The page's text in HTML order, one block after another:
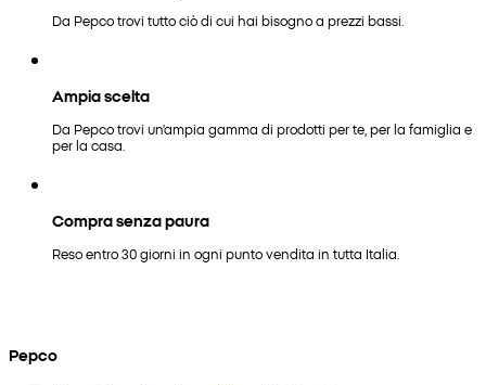
Da Pepco trovi tutto ciò di cui hai bisogno a prezzi bassi.
Ampia scelta
Da Pepco trovi un'ampia gamma di prodotti per te, per la famiglia e
per la casa.
Compra senza paura
Reso entro 30 giorni in ogni punto vendita in tutta Italia.
Pepco